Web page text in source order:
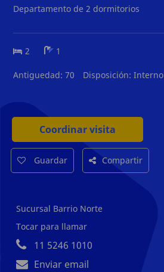
Departamento de 2 dormitorios
2 1
Antiguedad:70 Disposición:Interno
Coordinar visita
Guardar Compartir
Sucursal Barrio Norte
Tocar para llamar
11 5246 1010
Enviar email